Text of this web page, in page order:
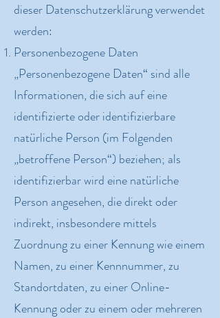
dieser Datenschutzerklärung verwendet
werden:
Personenbezogene Daten
„Personenbezogene Daten“ sind alle
Informationen, die sich auf eine
identifizierte oder identifizierbare
natürliche Person (im Folgenden
„betroffene Person“) beziehen; als
identifizierbar wird eine natürliche
Person angesehen, die direkt oder
indirekt, insbesondere mittels
Zuordnung zu einer Kennung wie einem
Namen, zu einer Kennnummer, zu
Standortdaten, zu einer Online-
Kennung oder zu einem oder mehreren